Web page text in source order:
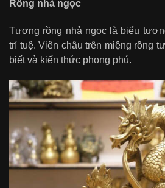
Rồng nhả ngọc
Tượng rồng nhả ngọc là biểu
trí tuệ. Viên châu trên miệng rồng
biết và kiến thức phong phú.